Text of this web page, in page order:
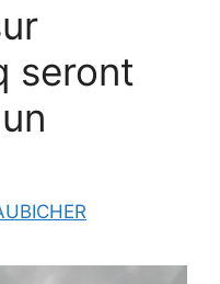
seront